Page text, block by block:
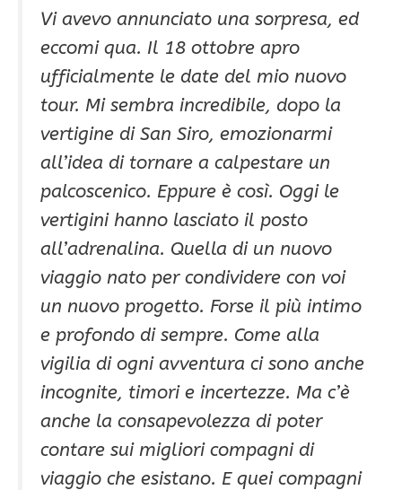
Vi avevo annunciato una sorpresa, ed
eccomi qua. Il 18 ottobre apro
ufficialmente le date del mio nuovo
tour. Mi sembra incredibile, dopo la
vertigine di San Siro, emozionarmi
all’idea di tornare a calpestare un
palcoscenico. Eppure è così. Oggi le
vertigini hanno lasciato il posto
all’adrenalina. Quella di un nuovo
viaggio nato per condividere con voi
un nuovo progetto. Forse il più intimo
e profondo di sempre. Come alla
vigilia di ogni avventura ci sono anche
incognite, timori e incertezze. Ma c’è
anche la consapevolezza di poter
contare sui migliori compagni di
viaggio che esistano. E quei compagni